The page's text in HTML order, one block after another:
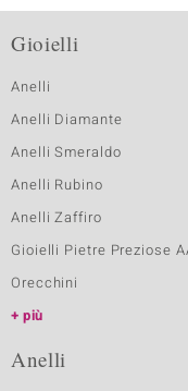
Gioielli
Anelli
Anelli Diamante
Anelli Smeraldo
Anelli Rubino
Anelli Zaffiro
Gioielli Pietre Preziose
Orecchini
più
Anelli